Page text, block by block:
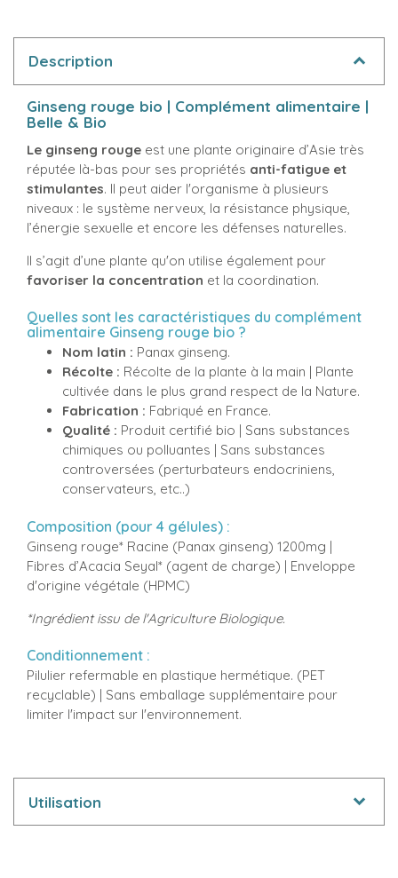
Description
Ginseng rouge bio | Complément alimentaire |
Belle & Bio
Le ginseng rouge est une plante originaire d’Asie très
réputée là-bas pour ses propriétés anti-fatigue et
stimulantes. Il peut aider l'organisme à plusieurs
niveaux : le système nerveux, la résistance physique,
l’énergie sexuelle et encore les défenses naturelles.
Il s’agit d’une plante qu'on utilise également pour
favoriser la concentration et la coordination.
Quelles sont les caractéristiques du complément
alimentaire Ginseng rouge bio ?
Nom latin : Panax ginseng.
Récolte : Récolte de la plante à la main | Plante
cultivée dans le plus grand respect de la Nature.
Fabrication : Fabriqué en France.
Qualité : Produit certifié bio | Sans substances
chimiques ou polluantes | Sans substances
controversées (perturbateurs endocriniens,
conservateurs, etc..)
Composition (pour 4 gélules) :
Ginseng rouge* Racine (Panax ginseng) 1200mg |
Fibres d’Acacia Seyal* (agent de charge) | Enveloppe
d'origine végétale (HPMC)
*Ingrédient issu de l'Agriculture Biologique.
Conditionnement :
Pilulier refermable en plastique hermétique. (PET
recyclable) | Sans emballage supplémentaire pour
limiter l'impact sur l'environnement.
Utilisation